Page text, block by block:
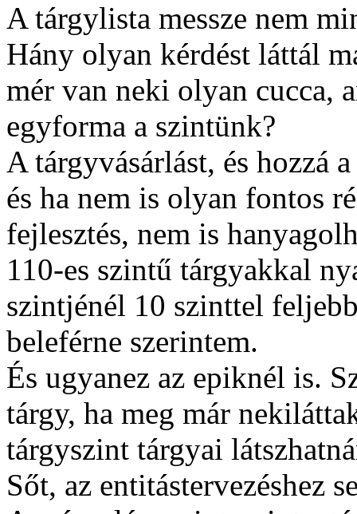
A tárgylista messze nem
Hány olyan kérdést láttál
mér van neki olyan cucca,
egyforma a szintünk?
A tárgyvásárlást, és hozzá
és ha nem is olyan fontos
fejlesztés, nem is
110-es szintű tárgyakkal
szintjénél 10 szinttel
beleférne szerintem.
És ugyanez az epiknél is.
tárgy, ha meg már
tárgyszint tárgyai
Sőt, az entitástervezéshez